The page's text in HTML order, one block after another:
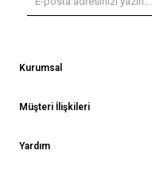
Kurumsal
Müşteri İlişkileri
Yardım